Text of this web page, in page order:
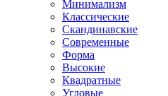
Минимализм
Классические
Скандинавские
Современные
Форма
Высокие
Квадратные
Угловые